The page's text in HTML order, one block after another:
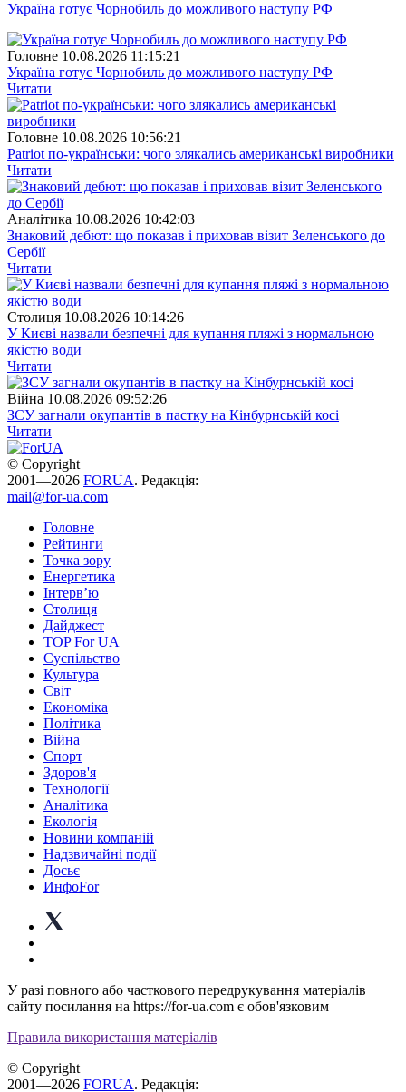
Україна готує Чорнобиль до можливого наступу РФ
Головне 10.08.2026 11:15:21
Україна готує Чорнобиль до можливого наступу РФ
Читати
Головне 10.08.2026 10:56:21
Patriot по-українськи: чого злякались американські виробники
Читати
Аналітика 10.08.2026 10:42:03
Знаковий дебют: що показав і приховав візит Зеленського до
Сербії
Читати
Столиця 10.08.2026 10:14:26
У Києві назвали безпечні для купання пляжі з нормальною
якістю води
Читати
Війна 10.08.2026 09:52:26
ЗСУ загнали окупантів в пастку на Кінбурнській косі
Читати
© Copyright
2001—2026 FORUA. Редакція:
mail@for-ua.com
Головне
Рейтинги
Точка зору
Енергетика
Інтерв’ю
Столиця
Дайджест
TOP For UA
Суспiльство
Культура
Світ
Економіка
Політика
Війна
Спорт
Здоров'я
Технології
Аналітика
Екологія
Новини компаній
Надзвичайні події
Досьє
ИнфоFor
У разі повного або часткового передрукування матеріалів
сайту посилання на https://for-ua.com є обов'язковим
Правила використання матеріалів
© Copyright
2001—2026 FORUA. Редакція: